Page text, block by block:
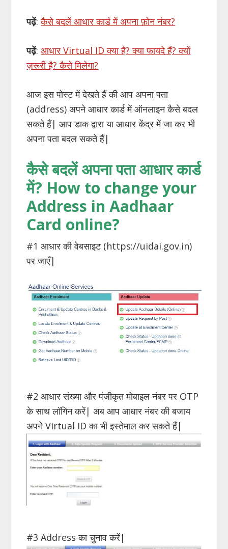
पढ़ें:कैसे बदलें आधार कार्ड में अपना फ़ोन नंबर?
पढ़ें:आधार Virtual ID क्या है? क्या फायदे हैं? क्यों
ज़रूरी है? कैसे मिलेगा?
आज इस पोस्ट में देखते हैं की आप अपना पता
(address) अपने आधार कार्ड में ऑनलाइन कैसे बदल
सकते हैं| आप डाक द्वारा या आधार केंद्र में जा कर भी
अपना पता बदल सकते हैं|
कैसेबदलें अपनापताआधारकार्ड
में? How to change your
Address in Aadhaar
Card online?
#1 आधार की वेबसाइट (https://uidai.gov.in)
पर जाएँ|
#2 आधार संख्या और पंजीकृत मोबाइल नंबर पर OTP
के साथ लॉगिन करें| अब आप आधार नंबर की बजाय
अपने Virtual ID का भी इस्तेमाल कर सकते हैं|
#3 Address का चुनाव करें|